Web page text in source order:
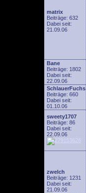
matrix
Beiträge: 632
Dabei seit:
21.09.06
Bane
Beiträge: 1802
Dabei seit:
22.09.06
SchlauerFuchs
Beiträge: 660
Dabei seit:
01.10.06
sweety1707
Beiträge: 86
Dabei seit:
22.09.06
zwelch
Beiträge: 1231
Dabei seit:
21.09.06